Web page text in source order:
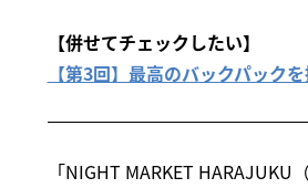
【併せてチェックしたい】
【第3回】最高のバックパック
「NIGHT MARKET HARAJUKU